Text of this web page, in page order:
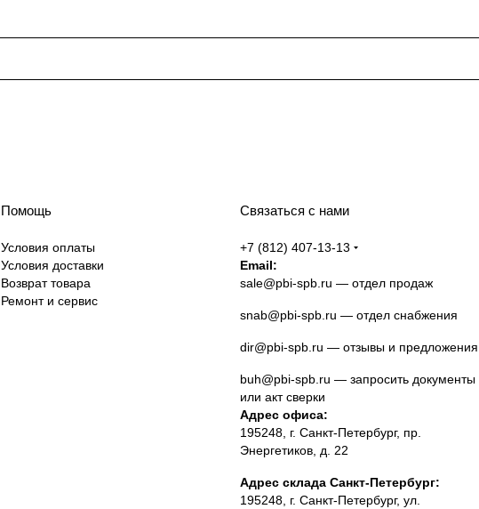
Помощь
Условия оплаты
Условия доставки
Возврат товара
Ремонт и сервис
Связаться с нами
+7 (812) 407-13-13
Email:
sale@pbi-spb.ru — отдел продаж
snab@pbi-spb.ru — отдел снабжения
dir@pbi-spb.ru — отзывы и предложения
buh@pbi-spb.ru — запросить документы
или акт сверки
Адрес офиса:
195248, г. Санкт-Петербург, пр.
Энергетиков, д. 22
Адрес склада Санкт-Петербург:
195248, г. Санкт-Петербург, ул.